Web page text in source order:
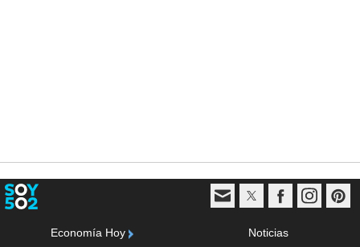
Economía Hoy Noticias